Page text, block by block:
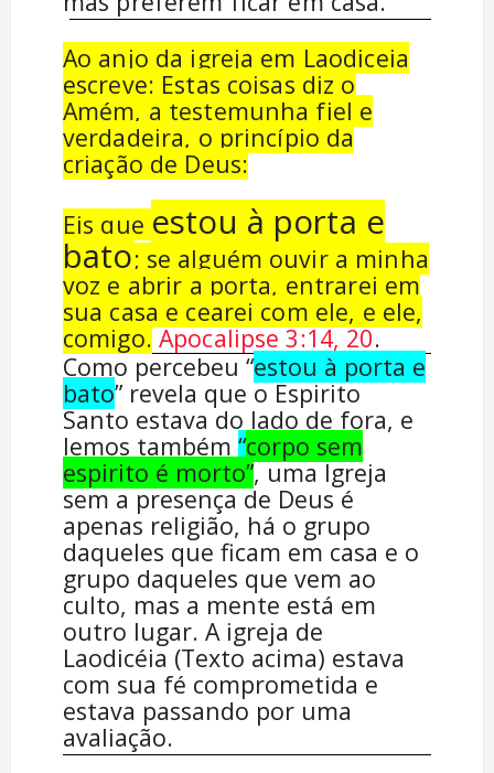
Ao anjo da igreja em Laodiceia
escreve: Estas coisas diz o
Amém, a testemunha fiel e
verdadeira, o princípio da
criação de Deus:
Eis que estou à porta e
bato; se alguém ouvir a minha
voz e abrir a porta, entrarei em
sua casa e cearei com ele, e ele,
comigo. Apocalipse 3:14, 20.
Como percebeu “estou à porta e
bato” revela que o Espirito
Santo estava do lado de fora, e
lemos também “corpo sem
espirito é morto”, uma Igreja
sem a presença de Deus é
apenas religião, há o grupo
daqueles que ficam em casa e o
grupo daqueles que vem ao
culto, mas a mente está em
outro lugar. A igreja de
Laodicéia (Texto acima) estava
com sua fé comprometida e
estava passando por uma
avaliação.